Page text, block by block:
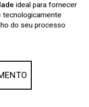
ideal para fornecer
tecnologicamente
do seu processo